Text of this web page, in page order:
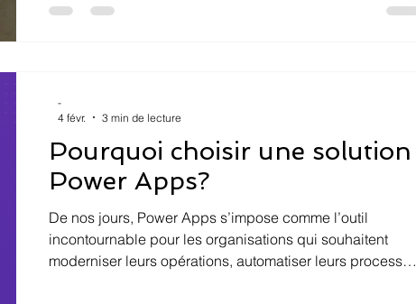
personnelle.
Pourquoi choisir une solution
Power Apps?
De nos jours, Power Apps s’impose comme l’outil
incontournable pour les organisations qui souhaitent
moderniser leurs opérations, automatiser leurs processus
-
4 févr.
3 min de lecture